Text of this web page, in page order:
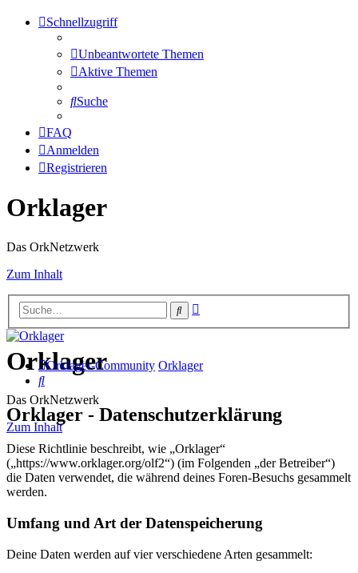
Schnellzugriff
Unbeantwortete Themen
Aktive Themen
Suche
FAQ
Anmelden
Registrieren
Orklager
Das OrkNetzwerk
Zum Inhalt
Suche
Orklager
Das OrkNetzwerk
Zum Inhalt
Orklager-Community Orklager
Suche
Orklager - Datenschutzerklärung
Diese Richtlinie beschreibt, wie „Orklager“
(„https://www.orklager.org/olf2“) (im Folgenden „der Betreiber“)
die Daten verwendet, die während deines Foren-Besuchs gesammelt
werden.
Umfang und Art der Datenspeicherung
Deine Daten werden auf vier verschiedene Arten gesammelt: